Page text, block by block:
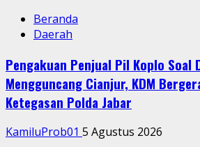
Beranda
Daerah
Pengakuan Penjual Pil Koplo Soal
Mengguncang Cianjur, KDM
Ketegasan Polda Jabar
KamiluProb01 5 Agustus 2026